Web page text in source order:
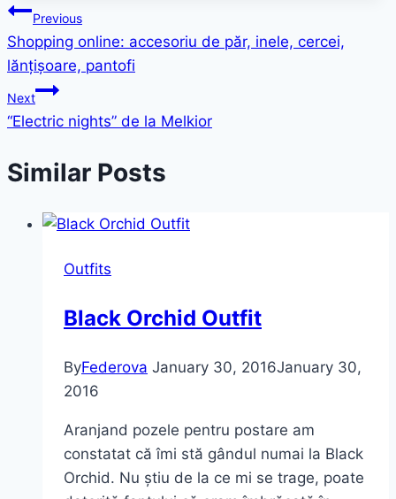
Post
navigation
Previous
Shopping online: accesoriu de păr, inele, cercei,
lănțișoare, pantofi
Next
“Electric nights” de la Melkior
Similar Posts
Outfits
Black Orchid Outfit
ByFederova January 30, 2016January 30,
2016
Aranjand pozele pentru postare am
constatat că îmi stă gândul numai la Black
Orchid. Nu știu de la ce mi se trage, poate